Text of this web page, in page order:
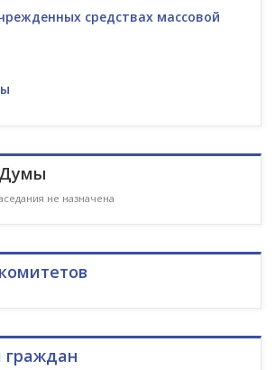
средствах массовой
не назначена